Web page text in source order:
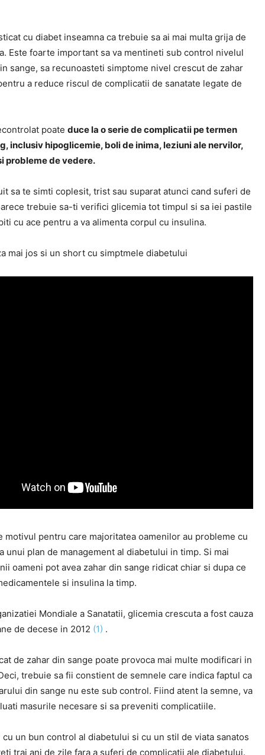
cu diabet inseamna ca trebuie sa ai mai multa grija de
Este foarte important sa va mentineti sub control nivelul
sange, sa recunoasteti simptome nivel crescut de zahar
a reduce riscul de complicatii de sanatate legate de
poate duce la o serie de complicatii pe termen
inclusiv hipoglicemie, boli de inima, leziuni ale nervilor,
probleme de vedere.
sa te simti coplesit, trist sau suparat atunci cand suferi de
trebuie sa-ti verifici glicemia tot timpul si sa iei pastile
cu ace pentru a va alimenta corpul cu insulina.
mai jos si un short cu simptmele diabetului
motivul pentru care majoritatea oamenilor au probleme cu
unui plan de management al diabetului in timp. Si mai
oameni pot avea zahar din sange ridicat chiar si dupa ce
si insulina la timp.
Mondiale a Sanatatii, glicemia crescuta a fost cauza
de decese in 2012 (1) .
de zahar din sange poate provoca mai multe modificari in
trebuie sa fii constient de semnele care indica faptul ca
din sange nu este sub control. Fiind atent la semne, va
masurile necesare si sa preveniti complicatiile.
cu un bun control al diabetului si cu un stil de viata sanatos
trai ani de zile fara a suferi de complicatii ale diabetului.